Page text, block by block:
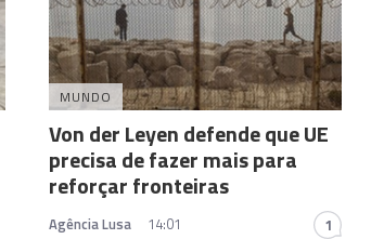
MUNDO
Von der Leyen defende que UE
precisa de fazer mais para
reforçar fronteiras
Agência Lusa 14:01 1